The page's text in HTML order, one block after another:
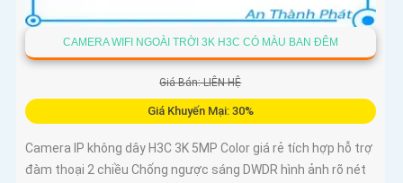
CAMERA WIFI NGOÀI TRỜI 3K H3C CÓ MÀU BAN ĐÊM
Giá Bán: LIÊN HỆ
Giá Khuyến Mại: 30%
Camera IP không dây H3C 3K 5MP Color giá rẻ tích hợp hỗ trợ
đàm thoại 2 chiều Chống ngược sáng DWDR hình ảnh rõ nét